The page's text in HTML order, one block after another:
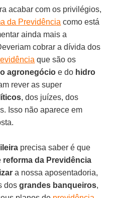
acabar com os privilégios,
da Previdência como está
ainda mais a
cobrar a dívida dos
que são os
agronegócio e do hidro
rever as super
, dos juízes, dos
Isso não aparece em
precisa saber é que
reforma da Previdência
a nossa aposentadoria,
dosgrandes banqueiros,